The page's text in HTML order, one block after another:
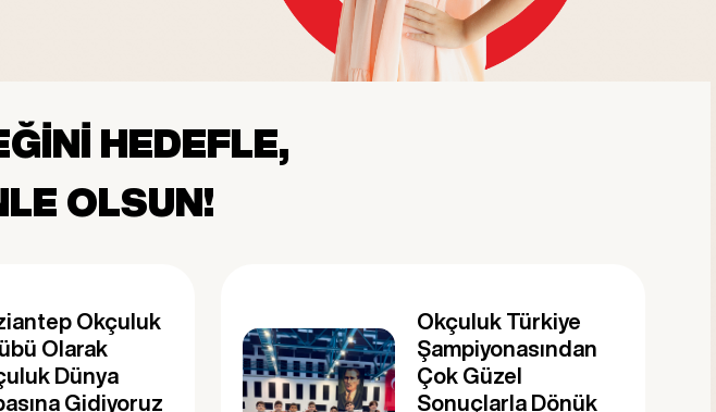
HEDEFLE,
OLSUN!
Okçuluk
Olarak
Dünya
Gidiyoruz
Okçuluk Türkiye
Şampiyonasından
Çok Güzel
Sonuçlarla Dönük